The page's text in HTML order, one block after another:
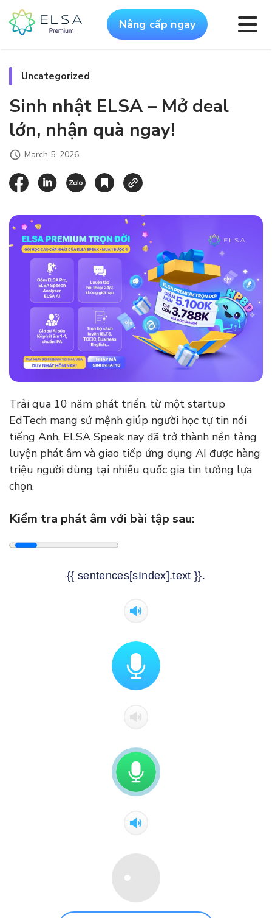
Nâng cấp ngay
Uncategorized
Sinh nhật ELSA – Mở deal
lớn, nhận quà ngay!
March 5, 2026
Trải qua 10 năm phát triển, từ một startup
EdTech mang sứ mệnh giúp người học tự tin nói
tiếng Anh, ELSA Speak nay đã trở thành nền tảng
luyện phát âm và giao tiếp ứng dụng AI được hàng
triệu người dùng tại nhiều quốc gia tin tưởng lựa
chọn.
Kiểm tra phát âm với bài tập sau:
{{ sentences[sIndex].text }}.